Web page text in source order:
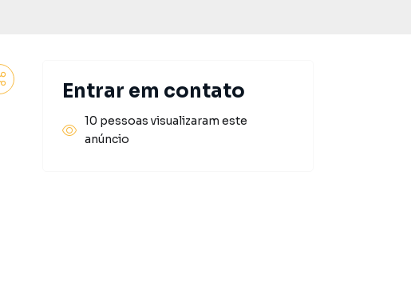
Entrar em contato
10 pessoas visualizaram este
anúncio